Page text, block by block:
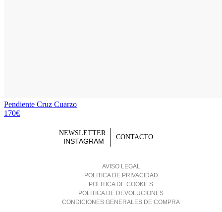
Pendiente Cruz Cuarzo
170€
NEWSLETTER
INSTAGRAM
CONTACTO
AVISO LEGAL
POLITICA DE PRIVACIDAD
POLITICA DE COOKIES
POLITICA DE DEVOLUCIONES
CONDICIONES GENERALES DE COMPRA